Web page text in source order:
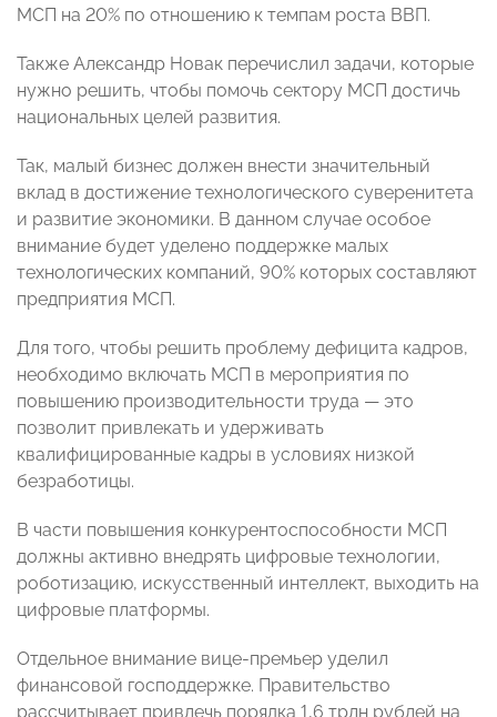
МСП на 20% по отношению к темпам роста ВВП.
Также Александр Новак перечислил задачи, которые
нужно решить, чтобы помочь сектору МСП достичь
национальных целей развития.
Так, малый бизнес должен внести значительный
вклад в достижение технологического суверенитета
и развитие экономики. В данном случае особое
внимание будет уделено поддержке малых
технологических компаний, 90% которых составляют
предприятия МСП.
Для того, чтобы решить проблему дефицита кадров,
необходимо включать МСП в мероприятия по
повышению производительности труда — это
позволит привлекать и удерживать
квалифицированные кадры в условиях низкой
безработицы.
В части повышения конкурентоспособности МСП
должны активно внедрять цифровые технологии,
роботизацию, искусственный интеллект, выходить на
цифровые платформы.
Отдельное внимание вице-премьер уделил
финансовой господдержке. Правительство
рассчитывает привлечь порядка 1,6 трлн рублей на